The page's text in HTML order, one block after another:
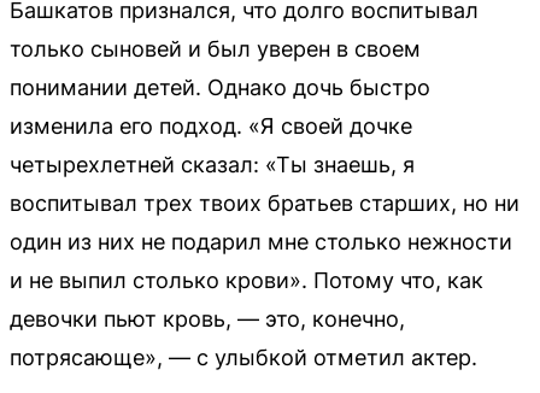
Башкатов признался, что долго воспитывал
только сыновей и был уверен в своем
понимании детей. Однако дочь быстро
изменила его подход. «Я своей дочке
четырехлетней сказал: «Ты знаешь, я
воспитывал трех твоих братьев старших, но ни
один из них не подарил мне столько нежности
и не выпил столько крови». Потому что, как
девочки пьют кровь, — это, конечно,
потрясающе», — с улыбкой отметил актер.